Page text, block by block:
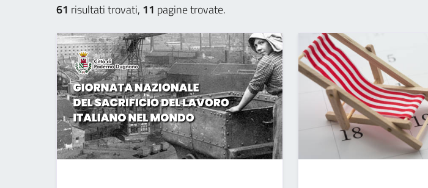
61 risultati trovati, 11 pagine trovate.